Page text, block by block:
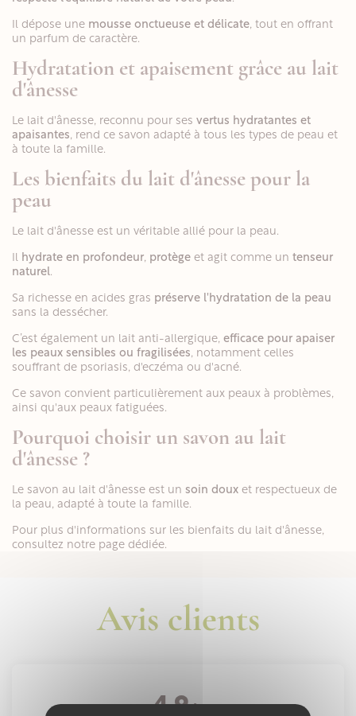
Il dépose une mousse onctueuse et délicate, tout en offrant
un parfum de caractère.
Hydratation et apaisement grâce au lait
d'ânesse
Le lait d'ânesse, reconnu pour ses vertus hydratantes et
apaisantes, rend ce savon adapté à tous les types de peau et
à toute la famille.
Les bienfaits du lait d'ânesse pour la
peau
Le lait d'ânesse est un véritable allié pour la peau.
Il hydrate en profondeur, protège et agit comme un tenseur
naturel.
Sa richesse en acides gras préserve l'hydratation de la peau
sans la dessécher.
C’est également un lait anti-allergique, efficace pour apaiser
les peaux sensibles ou fragilisées, notamment celles
souffrant de psoriasis, d'eczéma ou d'acné.
Ce savon convient particulièrement aux peaux à problèmes,
ainsi qu'aux peaux fatiguées.
Pourquoi choisir un savon au lait
d'ânesse ?
Le savon au lait d'ânesse est un soin doux et respectueux de
la peau, adapté à toute la famille.
Pour plus d'informations sur les bienfaits du lait d'ânesse,
consultez notre page dédiée.
Avis clients
4,9